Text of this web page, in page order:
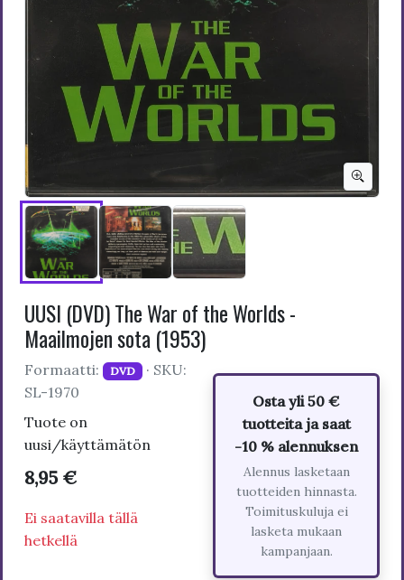
UUSI (DVD) The War of the Worlds -
Maailmojen sota (1953)
Formaatti: DVD · SKU:
SL-1970
Tuote on
uusi/käyttämätön
8,95 €
Ei saatavilla tällä
hetkellä
Osta yli 50 €
tuotteita ja saat
-10 % alennuksen
Alennus lasketaan
tuotteiden hinnasta.
Toimituskuluja ei
lasketa mukaan
kampanjaan.